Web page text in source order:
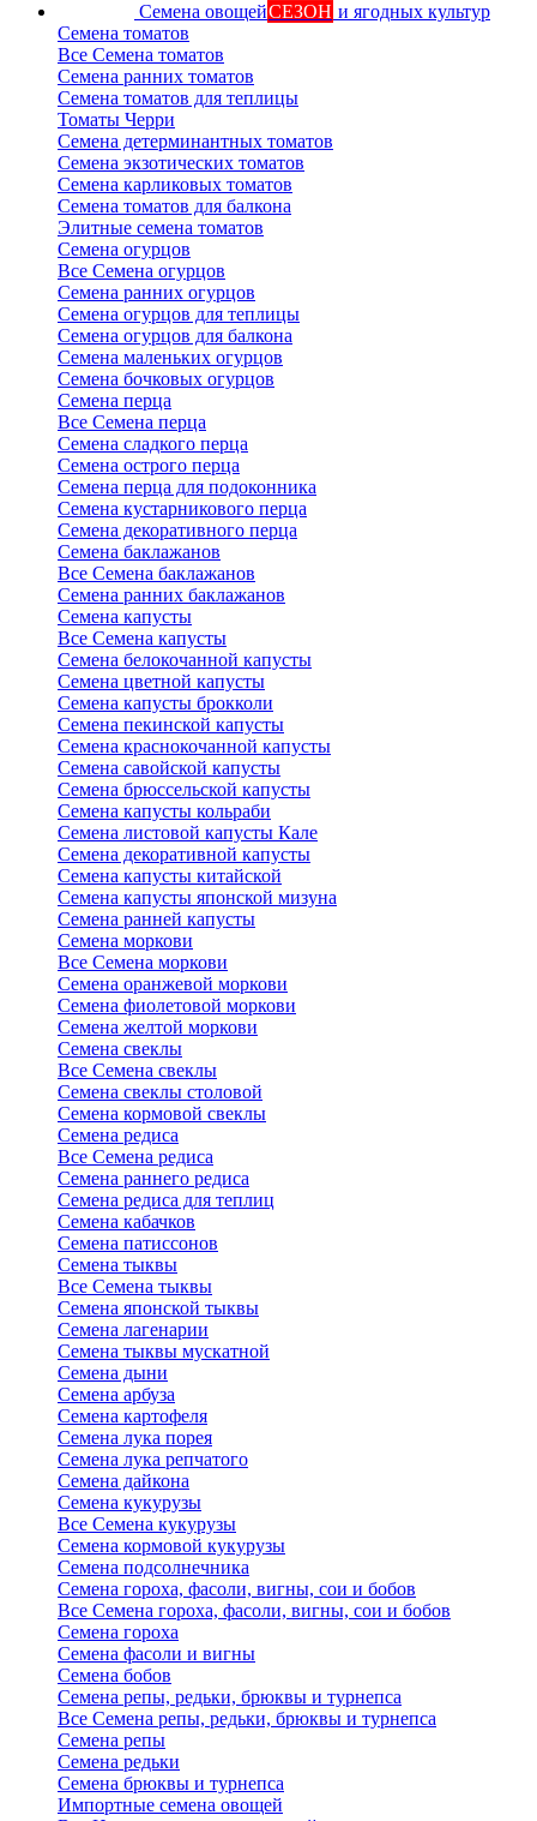
Семена овощейСЕЗОН и ягодных культур
Семена томатов
Все Семена томатов
Семена ранних томатов
Семена томатов для теплицы
Томаты Черри
Семена детерминантных томатов
Семена экзотических томатов
Семена карликовых томатов
Семена томатов для балкона
Элитные семена томатов
Семена огурцов
Все Семена огурцов
Семена ранних огурцов
Семена огурцов для теплицы
Семена огурцов для балкона
Семена маленьких огурцов
Семена бочковых огурцов
Семена перца
Все Семена перца
Семена сладкого перца
Семена острого перца
Семена перца для подоконника
Семена кустарникового перца
Семена декоративного перца
Семена баклажанов
Все Семена баклажанов
Семена ранних баклажанов
Семена капусты
Все Семена капусты
Семена белокочанной капусты
Семена цветной капусты
Семена капусты брокколи
Семена пекинской капусты
Семена краснокочанной капусты
Семена савойской капусты
Семена брюссельской капусты
Семена капусты кольраби
Семена листовой капусты Кале
Семена декоративной капусты
Семена капусты китайской
Семена капусты японской мизуна
Семена ранней капусты
Семена моркови
Все Семена моркови
Семена оранжевой моркови
Семена фиолетовой моркови
Семена желтой моркови
Семена свеклы
Все Семена свеклы
Семена свеклы столовой
Семена кормовой свеклы
Семена редиса
Все Семена редиса
Семена раннего редиса
Семена редиса для теплиц
Семена кабачков
Семена патиссонов
Семена тыквы
Все Семена тыквы
Семена японской тыквы
Семена лагенарии
Семена тыквы мускатной
Семена дыни
Семена арбуза
Семена картофеля
Семена лука порея
Семена лука репчатого
Семена дайкона
Семена кукурузы
Все Семена кукурузы
Семена кормовой кукурузы
Семена подсолнечника
Семена гороха, фасоли, вигны, сои и бобов
Все Семена гороха, фасоли, вигны, сои и бобов
Семена гороха
Семена фасоли и вигны
Семена бобов
Семена репы, редьки, брюквы и турнепса
Все Семена репы, редьки, брюквы и турнепса
Семена репы
Семена редьки
Семена брюквы и турнепса
Импортные семена овощей